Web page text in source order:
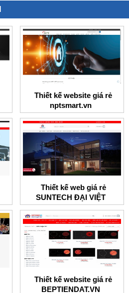
Thiết kế website giá rẻ
nptsmart.vn
Thiết kế web giá rẻ
SUNTECH ĐẠI VIỆT
Thiết kế website giá rẻ
BEPTIENDAT.VN